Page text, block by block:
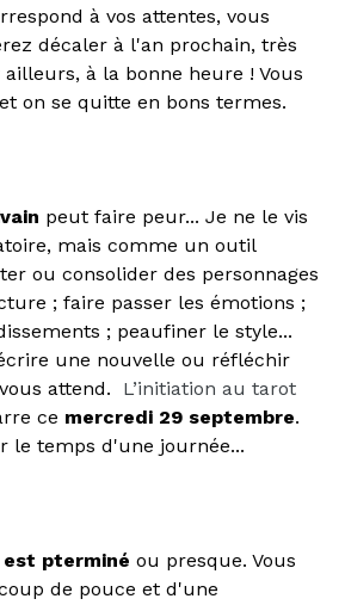
à vos attentes, vous
décaler à l'an prochain, très
à la bonne heure ! Vous
on se quitte en bons termes.
peut faire peur... Je ne le vis
mais comme un outil
ou consolider des personnages
; faire passer les émotions ;
; peaufiner le style...
une nouvelle ou réfléchir
attend. L’initiation au tarot
ce mercredi 29 septembre.
le temps d'une journée...
pterminé ou presque. Vous
de pouce et d'une